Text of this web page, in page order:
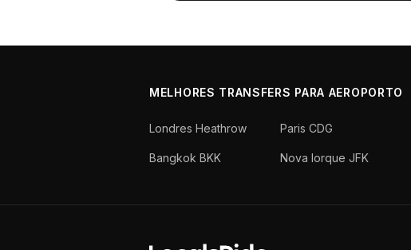
MELHORES TRANSFERS PARA AEROPORTO
Londres Heathrow Paris CDG
Bangkok BKK Nova Iorque JFK